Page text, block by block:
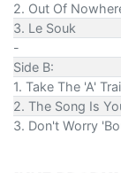
2. Out Of
3. Le Souk
-
Side B:
1. Take The 'A'
2. The Song Is
3. Don't Worry